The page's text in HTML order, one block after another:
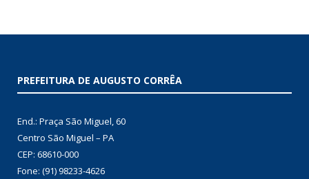
PREFEITURA DE AUGUSTO CORRÊA
End.: Praça São Miguel, 60
Centro São Miguel – PA
CEP: 68610-000
Fone: (91) 98233-4626